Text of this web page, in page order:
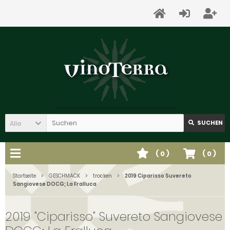
Alle SUCHEN
( 0)
( 0)
Startseite GESCHMACK trocken
2019 Ciparisso Suvereto
Sangiovese DOCG; La Fralluca
2019 "Ciparisso" Suvereto Sangiovese